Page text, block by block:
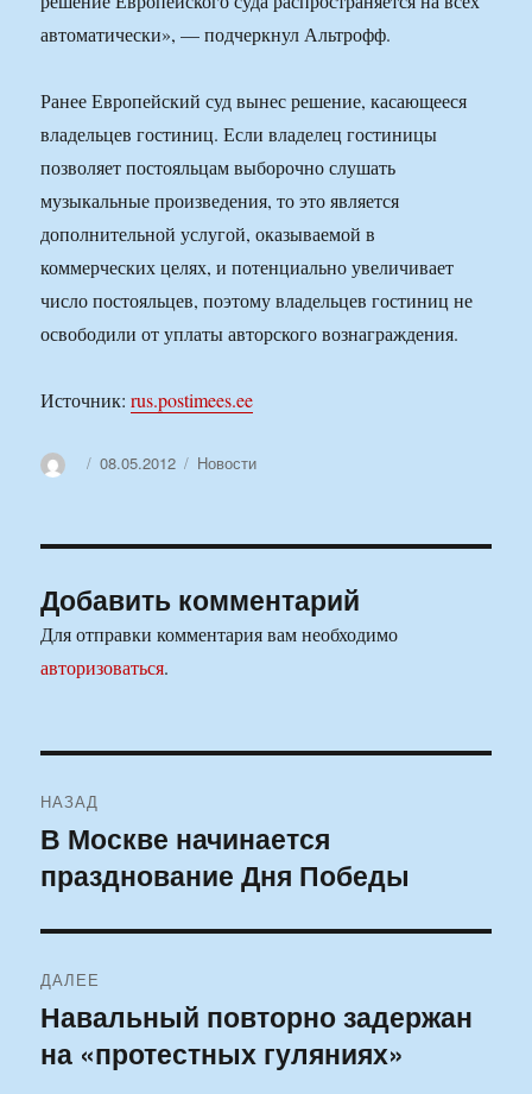
автоматически», — подчеркнул Альтрофф.
Ранее Европейский суд вынес решение, касающееся
владельцев гостиниц. Если владелец гостиницы
позволяет постояльцам выборочно слушать
музыкальные произведения, то это является
дополнительной услугой, оказываемой в
коммерческих целях, и потенциально увеличивает
число постояльцев, поэтому владельцев гостиниц не
освободили от уплаты авторского вознаграждения.
Источник:rus.postimees.ee
АвторОпубликовано
08.05.2012 Рубрики
Новости
Добавить комментарий
Для отправки комментария вам необходимо
авторизоваться.
по
записям
НАЗАД
Предыдущая
запись:
В Москве начинается
празднование Дня Победы
ДАЛЕЕ
Следующая
запись:
Навальный повторно задержан
на «протестных гуляниях»